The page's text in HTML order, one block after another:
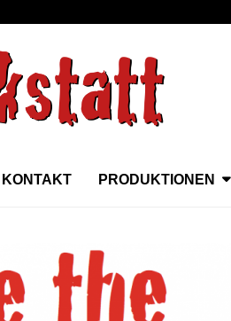
KONTAKT PRODUKTIONEN